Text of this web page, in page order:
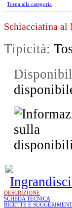
Torna alla categoria
Schiacciatina
Tipicità:
DESCRIZIONE
SCHEDA TECNICA
RICETTE E